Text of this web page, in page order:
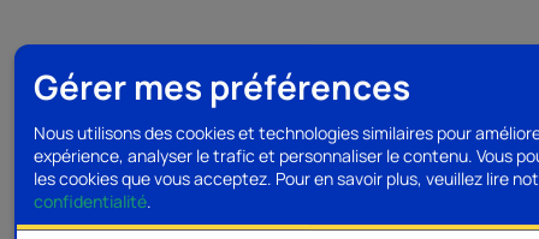
Gérer mes préférences
Nous utilisons des cookies et technologies similaires pour
expérience, analyser le trafic et personnaliser le contenu. Vous
les cookies que vous acceptez. Pour en savoir plus, veuillez lire
confidentialité.